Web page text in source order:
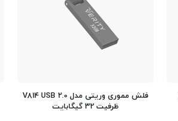
فلش مموری وریتی مدل V814 USB 2.0
ظرفیت 32 گیگابایت